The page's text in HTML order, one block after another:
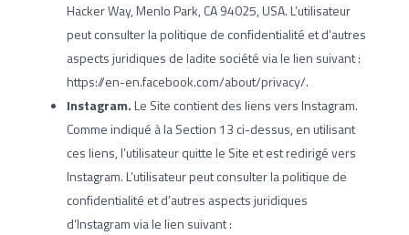
Hacker Way, Menlo Park, CA 94025, USA. L’utilisateur
peut consulter la politique de confidentialité et d’autres
aspects juridiques de ladite société via le lien suivant :
https://en-en.facebook.com/about/privacy/.
Instagram.Le Site contient des liens vers Instagram.
Comme indiqué à la Section 13 ci-dessus, en utilisant
ces liens, l’utilisateur quitte le Site et est redirigé vers
Instagram. L’utilisateur peut consulter la politique de
confidentialité et d’autres aspects juridiques
d’Instagram via le lien suivant :